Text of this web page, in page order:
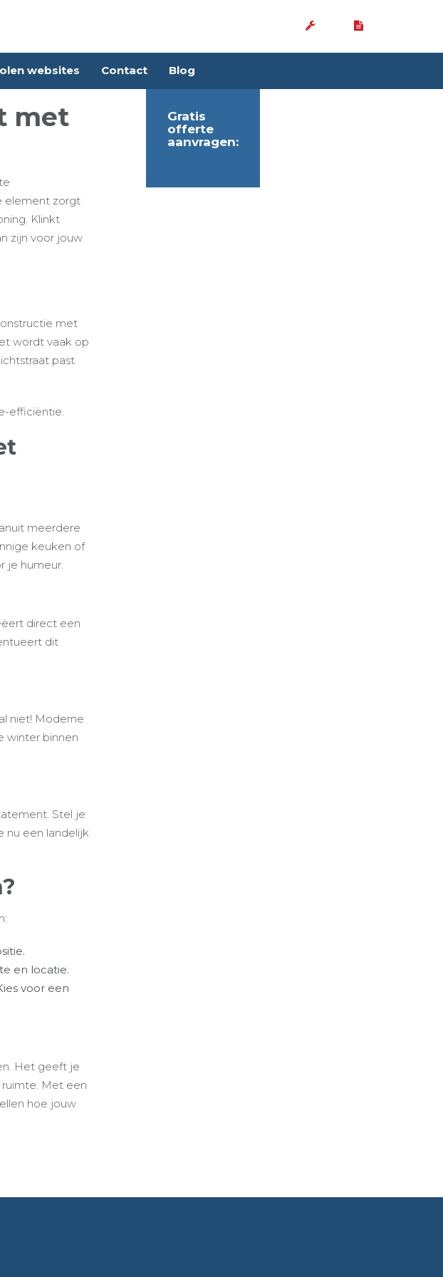
websites Contact
Blog
met
element zorgt
Klinkt
zijn voor jouw
met
wordt vaak op
past
efficiëntie.
meerdere
keuken of
je humeur.
direct een
dit
niet! Moderne
winter binnen
Stel je
nu een landelijk
en locatie.
voor een
Het geeft je
ruimte. Met een
hoe jouw
Gratis
offerte
aanvragen: